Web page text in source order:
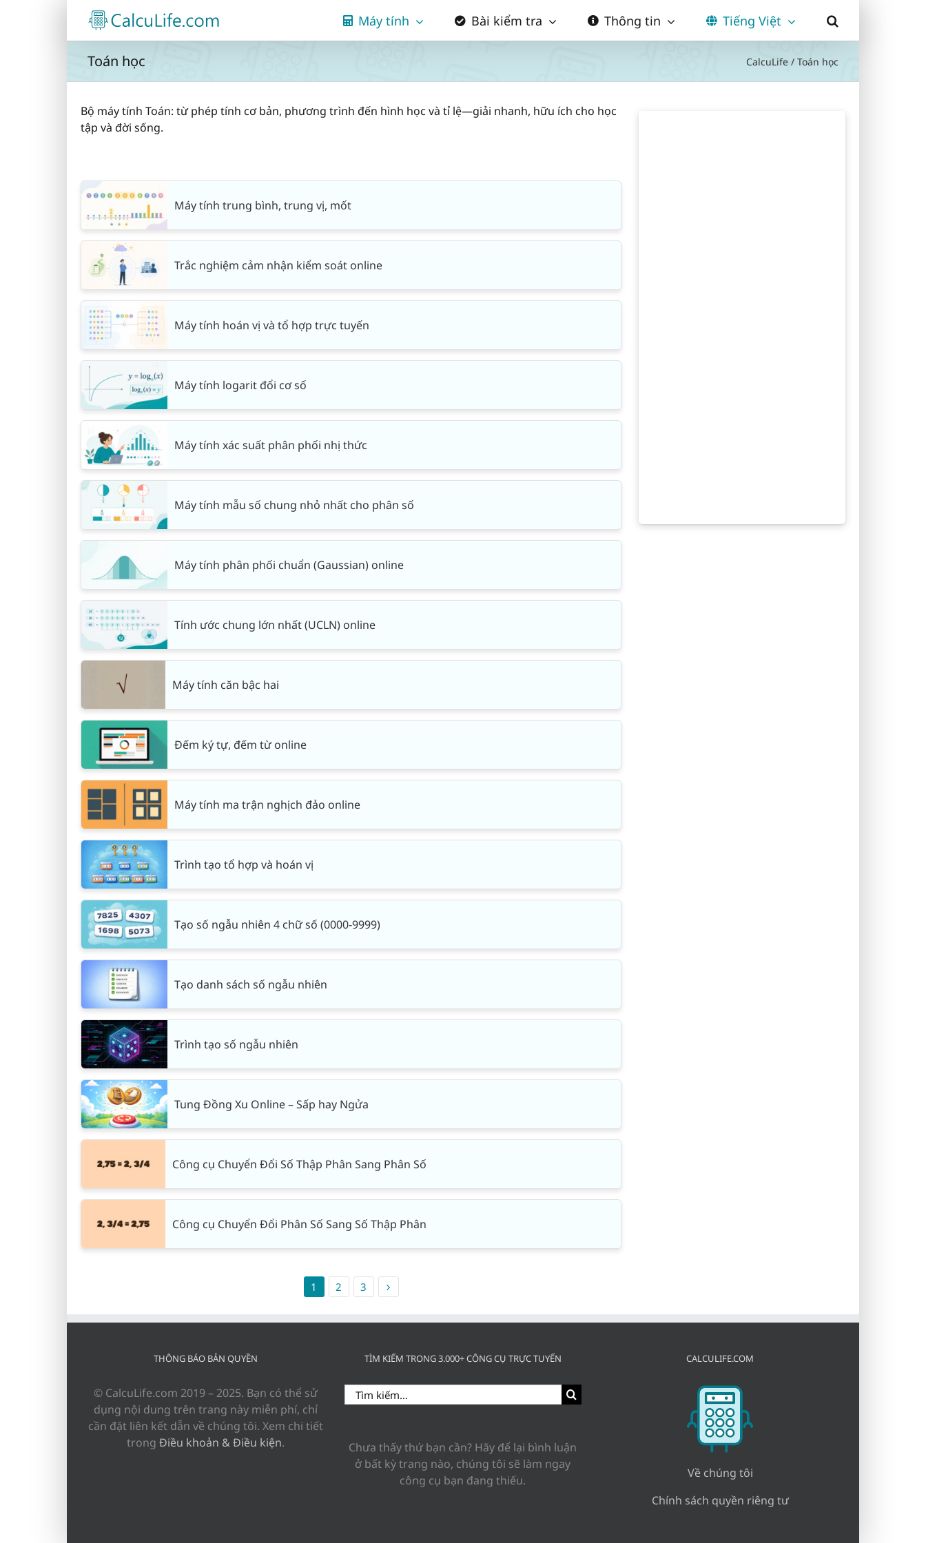
Máy tính Bài kiểm tra Thông tin Tiếng Việt
Toán học CalcuLife / Toán học
Bộ máy tính Toán: từ phép tính cơ bản, phương trình đến hình học và tỉ lệ—giải nhanh, hữu ích cho học
tập và đời sống.
Máy tính trung bình, trung vị, mốt
Trắc nghiệm cảm nhận kiểm soát online
Máy tính hoán vị và tổ hợp trực tuyến
Máy tính logarit đổi cơ số
Máy tính xác suất phân phối nhị thức
Máy tính mẫu số chung nhỏ nhất cho phân số
Máy tính phân phối chuẩn (Gaussian) online
Tính ước chung lớn nhất (UCLN) online
Máy tính căn bậc hai
Đếm ký tự, đếm từ online
Máy tính ma trận nghịch đảo online
Trình tạo tổ hợp và hoán vị
Tạo số ngẫu nhiên 4 chữ số (0000-9999)
Tạo danh sách số ngẫu nhiên
Trình tạo số ngẫu nhiên
Tung Đồng Xu Online – Sấp hay Ngửa
Công cụ Chuyển Đổi Số Thập Phân Sang Phân Số
Công cụ Chuyển Đổi Phân Số Sang Số Thập Phân
1 2 3
THÔNG BÁO BẢN QUYỀN
© CalcuLife.com 2019 – 2025. Bạn có thể sử
dụng nội dung trên trang này miễn phí, chỉ
cần đặt liên kết dẫn về chúng tôi. Xem chi tiết
trongĐiều khoản & Điều kiện.
TÌM KIẾM TRONG 3.000+ CÔNG CỤ TRỰC TUYẾN
Search
for:
Chưa thấy thứ bạn cần? Hãy để lại bình luận
ở bất kỳ trang nào, chúng tôi sẽ làm ngay
công cụ bạn đang thiếu.
CALCULIFE.COM
Về chúng tôi
Chính sách quyền riêng tư